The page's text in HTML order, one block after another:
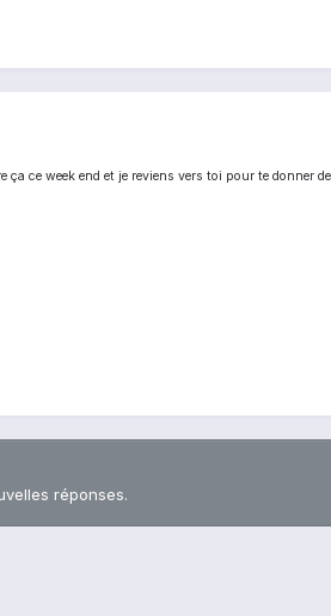
ce week end et je reviens vers toi pour te donner
réponses.